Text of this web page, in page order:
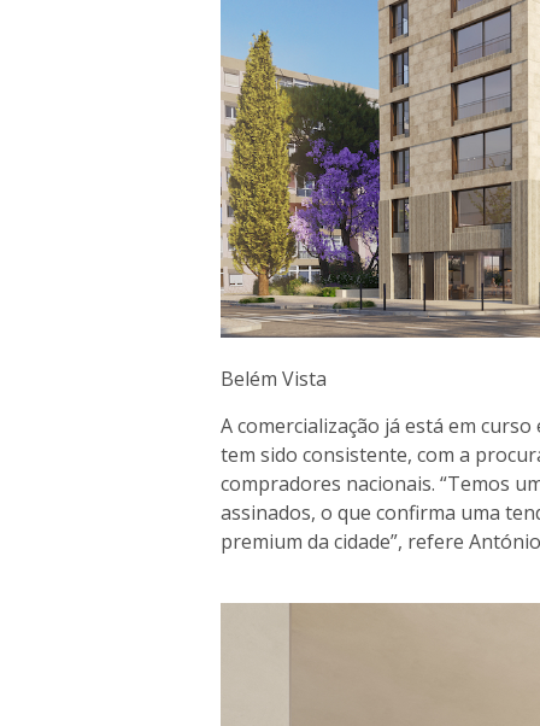
Belém Vista
A comercialização já está em
tem sido consistente, com a
compradores nacionais. “Temos
assinados, o que confirma uma
premium da cidade”, refere